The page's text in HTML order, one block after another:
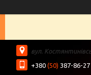
вул.
+380 (50) 387-86-27